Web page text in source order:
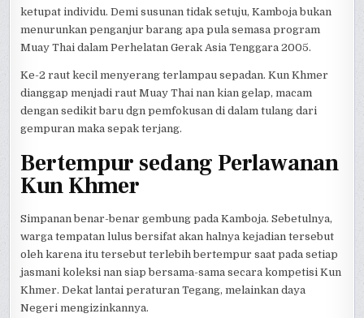
ketupat individu. Demi susunan tidak setuju, Kamboja bukan
menurunkan penganjur barang apa pula semasa program
Muay Thai dalam Perhelatan Gerak Asia Tenggara 2005.
Ke-2 raut kecil menyerang terlampau sepadan. Kun Khmer
dianggap menjadi raut Muay Thai nan kian gelap, macam
dengan sedikit baru dgn pemfokusan di dalam tulang dari
gempuran maka sepak terjang.
Bertempur sedang Perlawanan
Kun Khmer
Simpanan benar-benar gembung pada Kamboja. Sebetulnya,
warga tempatan lulus bersifat akan halnya kejadian tersebut
oleh karena itu tersebut terlebih bertempur saat pada setiap
jasmani koleksi nan siap bersama-sama secara kompetisi Kun
Khmer. Dekat lantai peraturan Tegang, melainkan daya
Negeri mengizinkannya.